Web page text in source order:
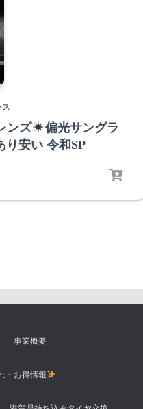
ス
ンズ
偏光サングラ
安い 令和SP
事業概要
・お得情報